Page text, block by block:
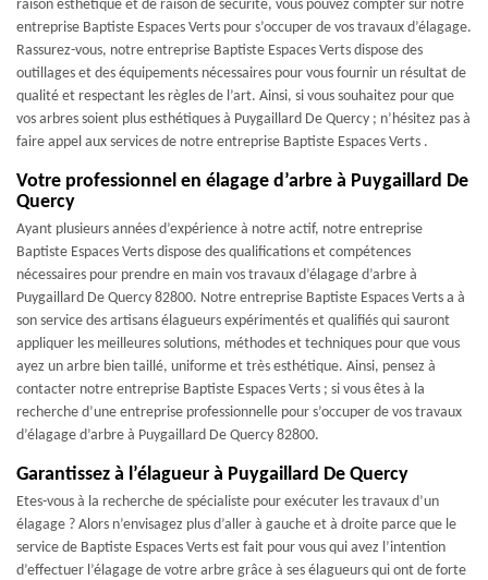
raison esthétique et de raison de sécurité, vous pouvez compter sur notre
entreprise Baptiste Espaces Verts pour s’occuper de vos travaux d’élagage.
Rassurez-vous, notre entreprise Baptiste Espaces Verts dispose des
outillages et des équipements nécessaires pour vous fournir un résultat de
qualité et respectant les règles de l’art. Ainsi, si vous souhaitez pour que
vos arbres soient plus esthétiques à Puygaillard De Quercy ; n’hésitez pas à
faire appel aux services de notre entreprise Baptiste Espaces Verts .
Votre professionnel en élagage d’arbre à Puygaillard De
Quercy
Ayant plusieurs années d’expérience à notre actif, notre entreprise
Baptiste Espaces Verts dispose des qualifications et compétences
nécessaires pour prendre en main vos travaux d’élagage d’arbre à
Puygaillard De Quercy 82800. Notre entreprise Baptiste Espaces Verts a à
son service des artisans élagueurs expérimentés et qualifiés qui sauront
appliquer les meilleures solutions, méthodes et techniques pour que vous
ayez un arbre bien taillé, uniforme et très esthétique. Ainsi, pensez à
contacter notre entreprise Baptiste Espaces Verts ; si vous êtes à la
recherche d’une entreprise professionnelle pour s’occuper de vos travaux
d’élagage d’arbre à Puygaillard De Quercy 82800.
Garantissez à l’élagueur à Puygaillard De Quercy
Etes-vous à la recherche de spécialiste pour exécuter les travaux d’un
élagage ? Alors n’envisagez plus d’aller à gauche et à droite parce que le
service de Baptiste Espaces Verts est fait pour vous qui avez l’intention
d’effectuer l’élagage de votre arbre grâce à ses élagueurs qui ont de forte